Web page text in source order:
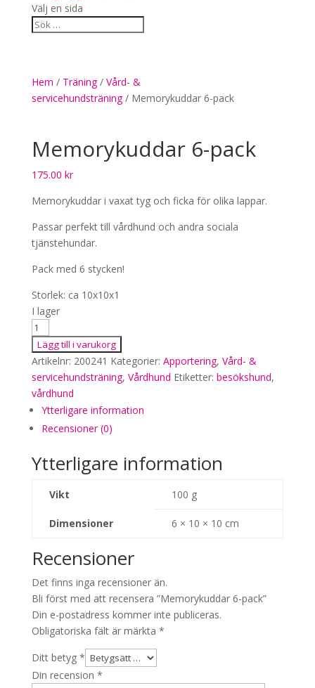
Välj en sida
Hem / Träning/ Vård- &
servicehundsträning/ Memorykuddar 6-pack
Memorykuddar 6-pack
175.00 kr
Memorykuddar i vaxat tyg och ficka för olika lappar.
Passar perfekt till vårdhund och andra sociala
tjänstehundar.
Pack med 6 stycken!
Storlek: ca 10x10x1
I lager
Memorykuddar
6-
pack
mängd
Lägg till i varukorg
Artikelnr: 200241 Kategorier: Apportering, Vård- &
servicehundsträning, Vårdhund Etiketter: besökshund,
vårdhund
Ytterligare information
Recensioner (0)
Ytterligare information
Vikt 100 g
Dimensioner 6 × 10 × 10 cm
Recensioner
Det finns inga recensioner än.
Bli först med att recensera ”Memorykuddar 6-pack”
Din e-postadress kommer inte publiceras.
Obligatoriska fält är märkta *
Ditt betyg *
Din recension *